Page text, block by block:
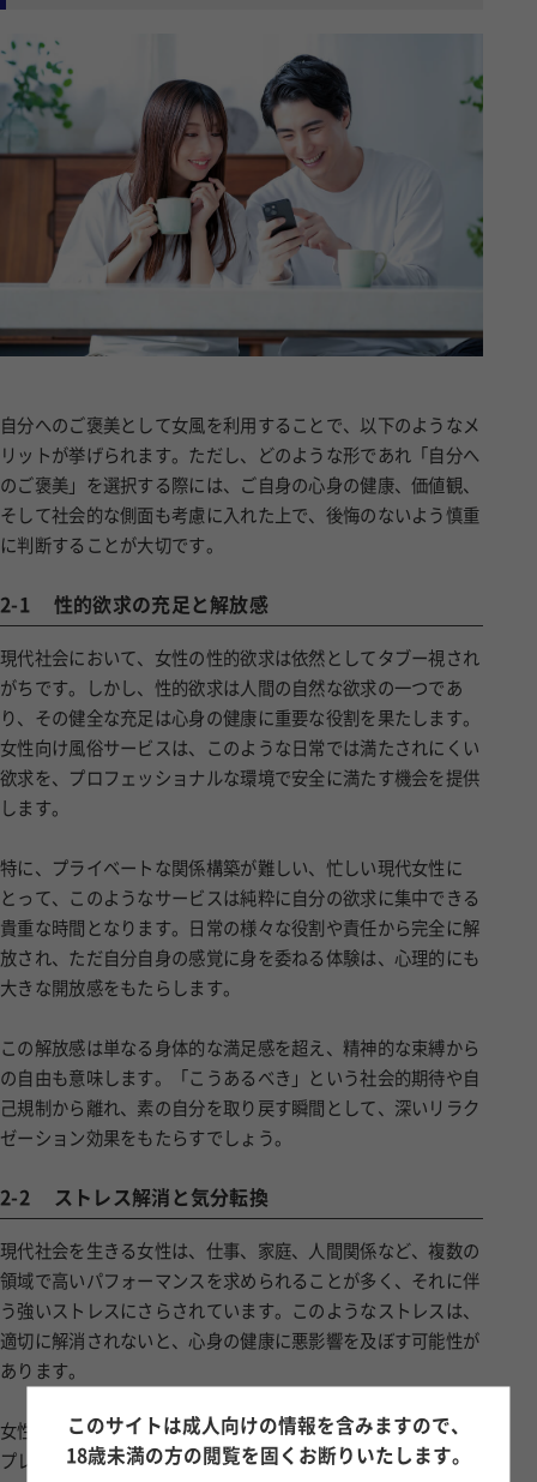
自分へのご褒美として女風を利用することで、以下のようなメ
リットが挙げられます。ただし、どのような形であれ「自分へ
のご褒美」を選択する際には、ご自身の心身の健康、価値観、
そして社会的な側面も考慮に入れた上で、後悔のないよう慎重
に判断することが大切です。
2-1 性的欲求の充足と解放感
現代社会において、女性の性的欲求は依然としてタブー視され
がちです。しかし、性的欲求は人間の自然な欲求の一つであ
り、その健全な充足は心身の健康に重要な役割を果たします。
女性向け風俗サービスは、このような日常では満たされにくい
欲求を、プロフェッショナルな環境で安全に満たす機会を提供
します。
特に、プライベートな関係構築が難しい、忙しい現代女性に
とって、このようなサービスは純粋に自分の欲求に集中できる
貴重な時間となります。日常の様々な役割や責任から完全に解
放され、ただ自分自身の感覚に身を委ねる体験は、心理的にも
大きな開放感をもたらします。
この解放感は単なる身体的な満足感を超え、精神的な束縛から
の自由も意味します。「こうあるべき」という社会的期待や自
己規制から離れ、素の自分を取り戻す瞬間として、深いリラク
ゼーション効果をもたらすでしょう。
2-2 ストレス解消と気分転換
現代社会を生きる女性は、仕事、家庭、人間関係など、複数の
領域で高いパフォーマンスを求められることが多く、それに伴
う強いストレスにさらされています。このようなストレスは、
適切に解消されないと、心身の健康に悪影響を及ぼす可能性が
あります。
女性向け風俗サービスは、完全な非日常空間で、日々の責任や
プレッシャーから一時的に離れる機会を提供します。専門的な
このサイトは成人向けの情報を含みますので、
18歳未満の方の閲覧を固くお断りいたします。